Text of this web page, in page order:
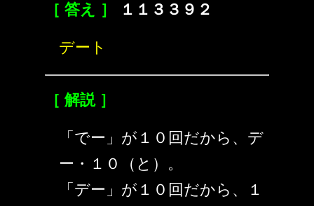
［ 答え ］ １１３３９２
デート
［ 解説 ］
「でー」が１０回だから、デ
ー・１０（と）。
「デー」が１０回だから、１